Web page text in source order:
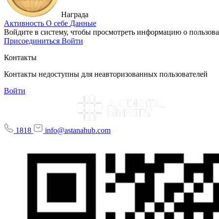
Награда
Активность О себе Данные
Войдите в систему, чтобы просмотреть информацию о
Присоединиться Войти
Контакты
Контакты недоступны для неавторизованных пользователей
Войти
1818 info@astanahub.com